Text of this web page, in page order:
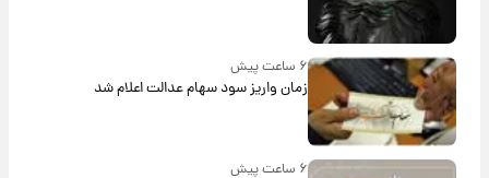
۶ ساعت پیش
زمان واریز سود سهام عدالت اعلام شد